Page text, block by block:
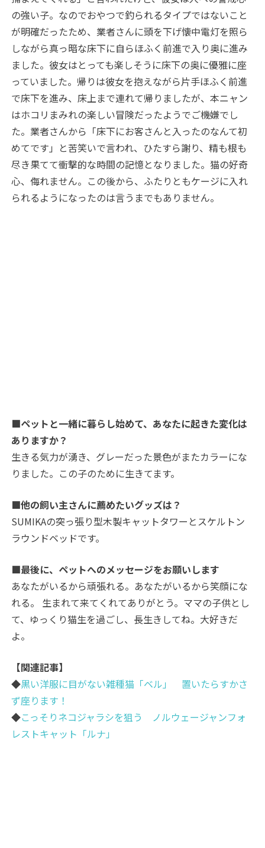
の強い子。なのでおやつで釣られるタイプではないこと
が明確だったため、業者さんに頭を下げ懐中電灯を照ら
しながら真っ暗な床下に自らほふく前進で入り奥に進み
ました。彼女はとっても楽しそうに床下の奥に優雅に座
っていました。帰りは彼女を抱えながら片手ほふく前進
で床下を進み、床上まで連れて帰りましたが、本ニャン
はホコリまみれの楽しい冒険だったようでご機嫌でし
た。業者さんから「床下にお客さんと入ったのなんて初
めてです」と苦笑いで言われ、ひたすら謝り、精も根も
尽き果てて衝撃的な時間の記憶となりました。猫の好奇
心、侮れません。この後から、ふたりともケージに入れ
られるようになったのは言うまでもありません。
■ペットと一緒に暮らし始めて、あなたに起きた変化は
ありますか？
生きる気力が湧き、グレーだった景色がまたカラーにな
りました。この子のために生きてます。
■他の飼い主さんに薦めたいグッズは？
SUMIKAの突っ張り型木製キャットタワーとスケルトン
ラウンドベッドです。
■最後に、ペットへのメッセージをお願いします
あなたがいるから頑張れる。あなたがいるから笑顔にな
れる。 生まれて来てくれてありがとう。 ママの子供とし
て、 ゆっくり猫生を過ごし、長生きしてね。大好きだ
よ。
【関連記事】
◆黒い洋服に目がない雑種猫「ベル」 置いたらすかさ
ず座ります！
◆こっそりネコジャラシを狙う ノルウェージャンフォ
レストキャット「ルナ」